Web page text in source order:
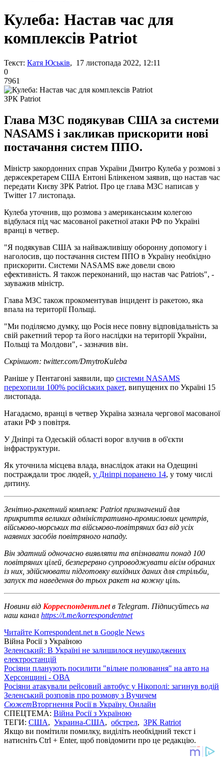
Кулеба: Настав час для
комплексів Patriot
Текст: Катя Юськів, 17 листопада 2022, 12:11
0
7961
ЗРК Patriot
Глава МЗС подякував США за системи
NASAMS і закликав прискорити нові
постачання систем ППО.
Міністр закордонних справ України Дмитро Кулеба у розмові з
держсекретарем США Ентоні Блінкеном заявив, що настав час
передати Києву ЗРК Patriot. Про це глава МЗС написав у
Twitter 17 листопада.
Кулеба уточнив, що розмова з американським колегою
відбулася під час масованої ракетної атаки РФ по Україні
вранці в четвер.
"Я подякував США за найважливішу оборонну допомогу і
наголосив, що постачання систем ППО в Україну необхідно
прискорити. Системи NASAMS вже довели свою
ефективність. Я також переконаний, що настав час Patriots", -
зауважив міністр.
Глава МЗС також прокоментував інцидент із ракетою, яка
впала на території Польщі.
"Ми поділяємо думку, що Росія несе повну відповідальність за
свій ракетний терор та його наслідки на території України,
Польщі та Молдови", - зазначив він.
Скріншот: twitter.com/DmytroKuleba
Раніше у Пентагоні заявили, що системи NASAMS
перехопили 100% російських ракет, випущених по Україні 15
листопада.
Нагадаємо, вранці в четвер Україна зазнала чергової масованої
атаки РФ з повітря.
У Дніпрі та Одеській області ворог влучив в об'єкти
інфраструктури.
Як уточнила місцева влада, внаслідок атаки на Одещині
постраждали троє людей, у Дніпрі поранено 14, у тому числі
дитину.
Зенітно-ракетний комплекс Patriot призначений для
прикриття великих адміністративно-промислових центрів,
військово-морських та військово-повітряних баз від усіх
наявних засобів повітряного нападу.
Він здатний одночасно виявляти та впізнавати понад 100
повітряних цілей, безперервно супроводжувати вісім обраних
із них, здійснювати підготовку вихідних даних для стрільби,
запуск та наведення до трьох ракет на кожну ціль.
Новини від Корреспондент.netв Telegram. Підписуйтесь на
наш канал https://t.me/korrespondentnet
Читайте Korrespondent.net в Google News
Війна Росії з Україною
Зеленський: В Україні не залишилося неушкоджених
електростанцій
Росіяни планують посилити "вільне полювання" на авто на
Херсонщині - ОВА
Росіяни атакували рейсовий автобус у Нікополі: загинув водій
Зеленський розповів про розмову з Вучичем
СюжетВторгнення Росії в Україну. Онлайн
СПЕЦТЕМА: Війна Росії з Україною
ТЕГИ: США, Украина-США, обстрел, ЗРК Ratriot
Якщо ви помітили помилку, виділіть необхідний текст і
натисніть Ctrl + Enter, щоб повідомити про це редакцію.